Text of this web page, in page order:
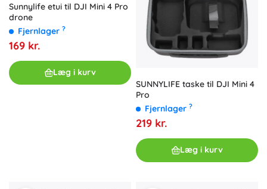
Sunnylife etui til DJI Mini 4 Pro
drone
Fjernlager ?
169 kr.
Læg i kurv
SUNNYLIFE taske til DJI Mini 4
Pro
Fjernlager ?
219 kr.
Læg i kurv